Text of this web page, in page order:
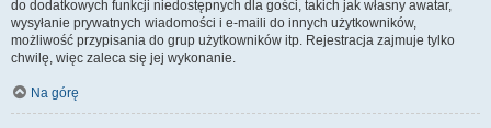
do dodatkowych funkcji niedostępnych dla gości, takich jak własny awatar,
wysyłanie prywatnych wiadomości i e-maili do innych użytkowników,
możliwość przypisania do grup użytkowników itp. Rejestracja zajmuje tylko
chwilę, więc zaleca się jej wykonanie.
Na górę